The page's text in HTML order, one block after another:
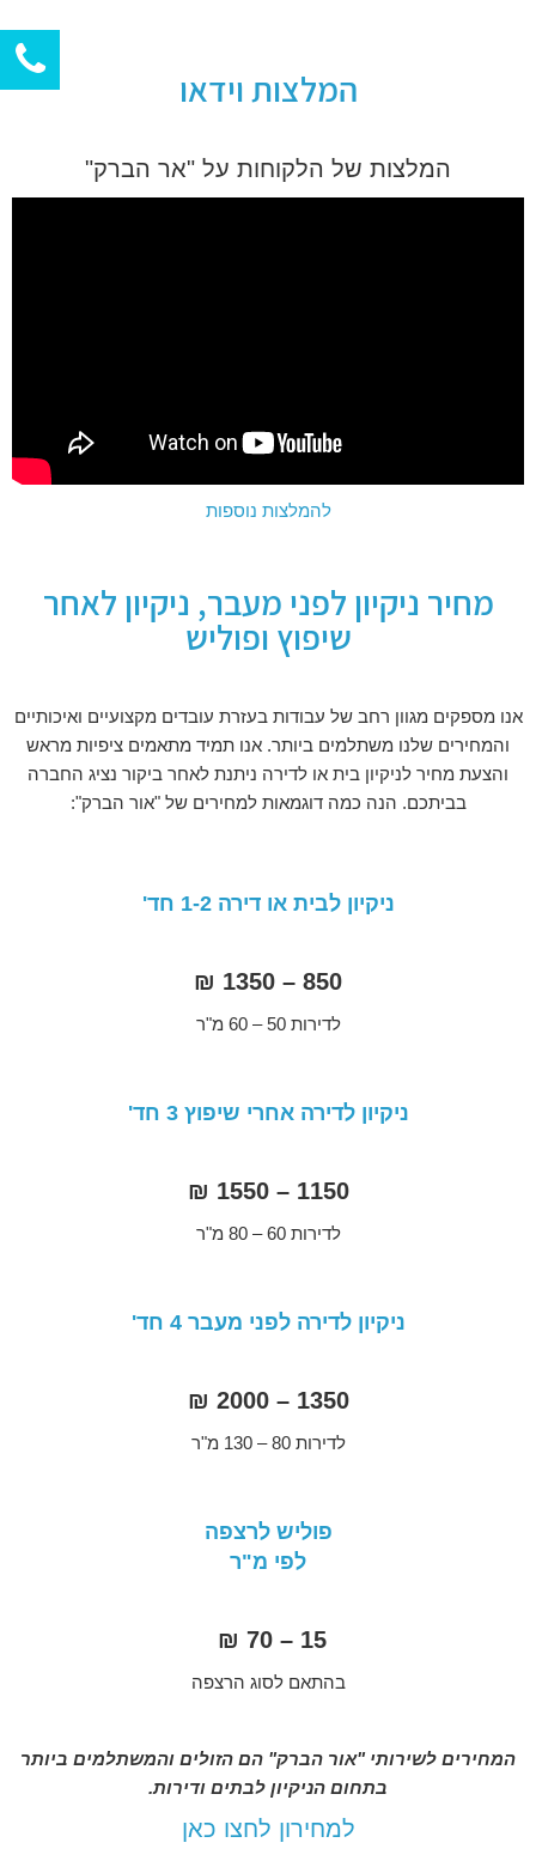
המלצות וידאו
המלצות של הלקוחות על "אר הברק"
להמלצות נוספות
מחיר ניקיון לפני מעבר, ניקיון לאחר
שיפוץ ופוליש
אנו מספקים מגוון רחב של עבודות בעזרת עובדים מקצועיים ואיכותיים
והמחירים שלנו משתלמים ביותר. אנו תמיד מתאמים ציפיות מראש
והצעת מחיר לניקיון בית או לדירה ניתנת לאחר ביקור נציג החברה
בביתכם. הנה כמה דוגמאות למחירים של "אור הברק":
ניקיון לבית או דירה 1-2 חד'
850 – 1350 ₪
לדירות 50 – 60 מ"ר
ניקיון לדירה אחרי שיפוץ 3 חד'
1150 – 1550 ₪
לדירות 60 – 80 מ"ר
ניקיון לדירה לפני מעבר 4 חד'
1350 – 2000 ₪
לדירות 80 – 130 מ"ר
פוליש לרצפה
לפי מ"ר
15 – 70 ₪
בהתאם לסוג הרצפה
המחירים לשירותי "אור הברק" הם הזולים והמשתלמים ביותר
בתחום הניקיון לבתים ודירות.
למחירון לחצו כאן